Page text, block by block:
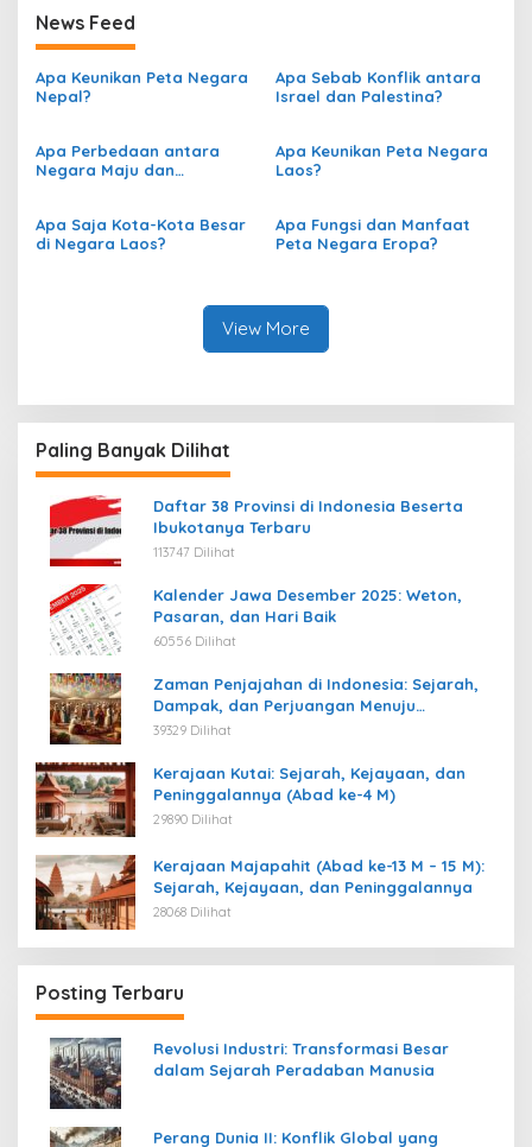
News Feed
Apa Keunikan Peta Negara
Nepal?
Apa Sebab Konflik antara
Israel dan Palestina?
Apa Perbedaan antara
Negara Maju dan
Apa Keunikan Peta Negara
Laos?
Apa Saja Kota-Kota Besar
di Negara Laos?
Apa Fungsi dan Manfaat
Peta Negara Eropa?
View More
Paling Banyak Dilihat
Daftar 38 Provinsi di Indonesia Beserta
Ibukotanya Terbaru
113747 Dilihat
Kalender Jawa Desember 2025: Weton,
Pasaran, dan Hari Baik
60556 Dilihat
Zaman Penjajahan di Indonesia: Sejarah,
Dampak, dan Perjuangan Menuju
Kemerdekaan
39329 Dilihat
Kerajaan Kutai: Sejarah, Kejayaan, dan
Peninggalannya (Abad ke-4 M)
29890 Dilihat
Kerajaan Majapahit (Abad ke-13 M – 15 M):
Sejarah, Kejayaan, dan Peninggalannya
28068 Dilihat
Posting Terbaru
Revolusi Industri: Transformasi Besar
dalam Sejarah Peradaban Manusia
Perang Dunia II: Konflik Global yang